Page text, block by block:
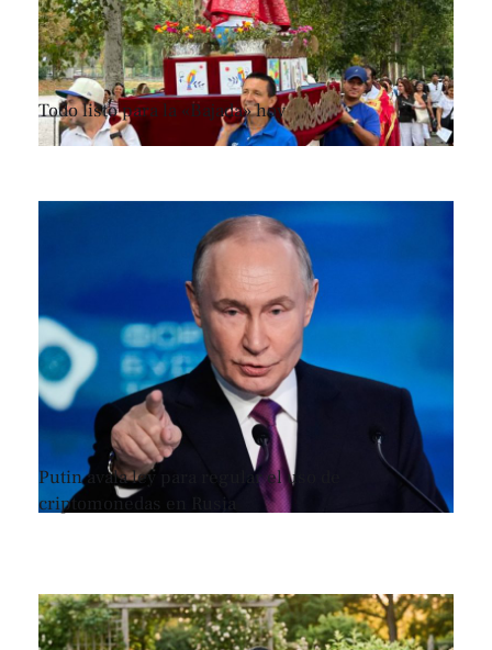
Todo listo para la «Bajada» hoy
Putin avala ley para regular el uso de
criptomonedas en Rusia